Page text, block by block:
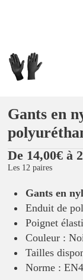
Gants en
De 14,00€ à
Les 12 paires
Gants en
Enduit de
Poignet
Couleur :
Tailles
Norme :